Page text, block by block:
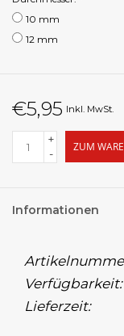
10 mm
12 mm
€5,95 Inkl. MwSt.
+
-
ZUM
Informationen
Verfügbarkeit:
Lieferzeit: